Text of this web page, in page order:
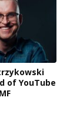
of YouTube